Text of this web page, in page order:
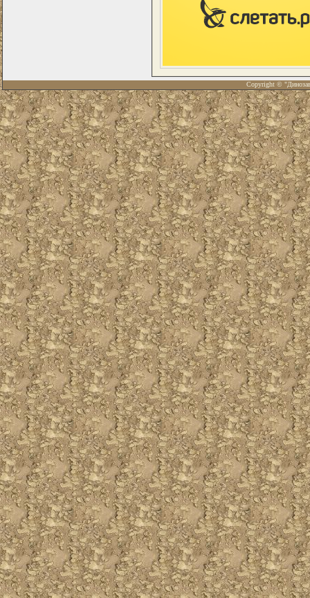
Copyright ©